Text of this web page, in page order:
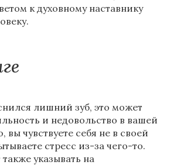
к духовному наставнику
лишний зуб, это может
и недовольство в вашей
чувствуете себя не в своей
стресс из-за чего-то.
указывать на